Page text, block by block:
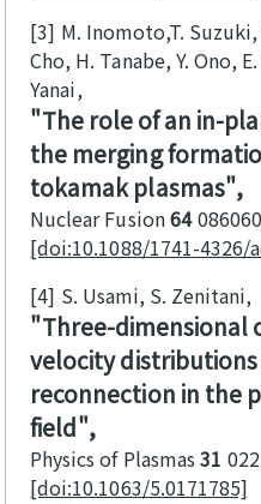
[3] M. Inomoto,T. Suzuki,
Cho, H. Tanabe, Y. Ono,
Yanai
The role of an in-
the merging
tokamak plasmas
Nuclear Fusion64086060
[doi:10.1088/1741-4326/
[4] S. Usami, S. Zenitani
Three-dimensional
velocity
reconnection in the
field
Physics of Plasmas 31
[doi:10.1063/5.0171785]